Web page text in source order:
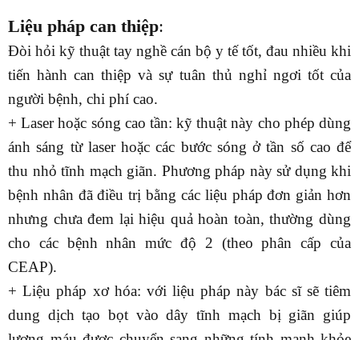
Liệu pháp can thiệp:
Đòi hỏi kỹ thuật tay nghề cán bộ y tế tốt, đau nhiều khi
tiến hành can thiệp và sự tuân thủ nghỉ ngơi tốt của
người bệnh, chi phí cao.
+ Laser hoặc sóng cao tần: kỹ thuật này cho phép dùng
ánh sáng từ laser hoặc các bước sóng ở tần số cao để
thu nhỏ tĩnh mạch giãn. Phương pháp này sử dụng khi
bệnh nhân đã điều trị bằng các liệu pháp đơn giản hơn
nhưng chưa đem lại hiệu quả hoàn toàn, thường dùng
cho các bệnh nhân mức độ 2 (theo phân cấp của
CEAP).
+ Liệu pháp xơ hóa: với liệu pháp này bác sĩ sẽ tiêm
dung dịch tạo bọt vào dây tĩnh mạch bị giãn giúp